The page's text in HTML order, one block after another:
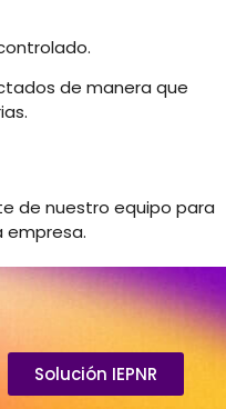
de manera que
de nuestro equipo para
empresa.
Solución IEPNR